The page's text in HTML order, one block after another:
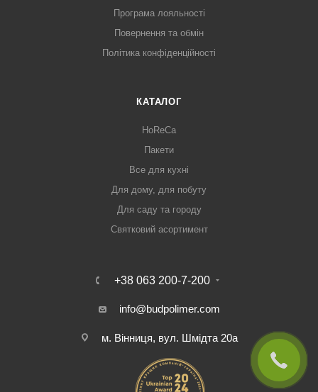
Програма лояльності
Повернення та обмін
Політика конфіденційності
КАТАЛОГ
HoReCa
Пакети
Все для кухні
Для дому, для побуту
Для саду та городу
Святковий асортимент
+38 063 200-7-200
info@budpolimer.com
м. Вінниця, вул. Шмідта 20а